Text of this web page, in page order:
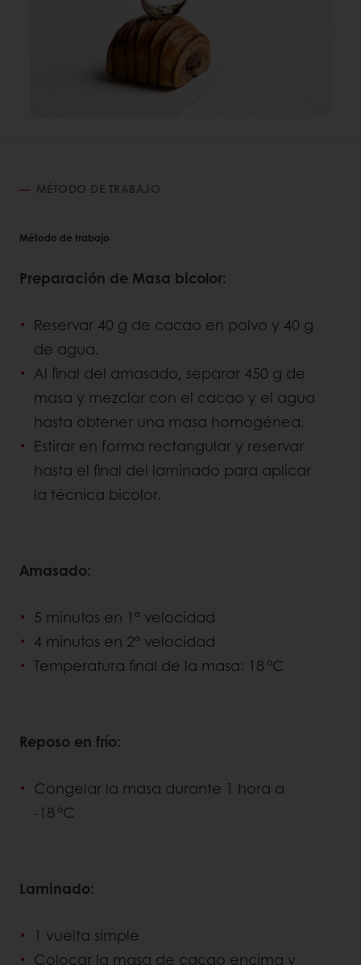
MÉTODO DE TRABAJO
Método de trabajo
Preparación de Masa bicolor:
Reservar 40 g de cacao en polvo y 40 g
de agua.
Al final del amasado, separar 450 g de
masa y mezclar con el cacao y el agua
hasta obtener una masa homogénea.
Estirar en forma rectangular y reservar
hasta el final del laminado para aplicar
la técnica bicolor.
Amasado:
5 minutos en 1ª velocidad
4 minutos en 2ª velocidad
Temperatura final de la masa: 18 °C
Reposo en frío:
Congelar la masa durante 1 hora a
-18 °C
Laminado:
1 vuelta simple
Colocar la masa de cacao encima y